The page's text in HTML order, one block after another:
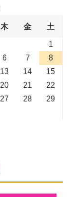
木 金 土
1
6 7
8
13 14
15
20 21
22
27 28
29